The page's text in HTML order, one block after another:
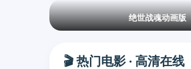
绝世战魂动画版
🎬 热门电影 · 高清在线